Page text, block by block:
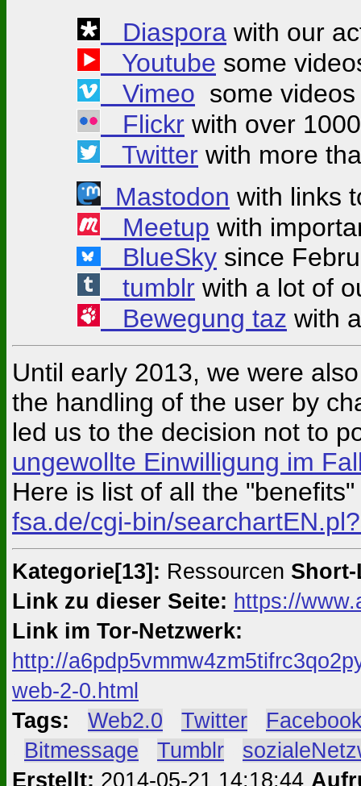
Diaspora with our
Youtube some
Vimeo some videos
Flickr with over
Twitter with more
Mastodon with links
Meetup with
BlueSky since
tumblr with a lot of
Bewegung taz with
Until early 2013, we were
the handling of the user by
led us to the decision not to
ungewollte Einwilligung im
Here is list of all the
fsa.de/cgi-bin/
Kategorie[13]: Ressourcen
Link zu dieser Seite: https://
Link im Tor-Netzwerk:
http://
web-2-0.html
Tags:
Web2.0 Twitter
Bitmessage Tumblr
Erstellt: 2014-05-21 14:18:44